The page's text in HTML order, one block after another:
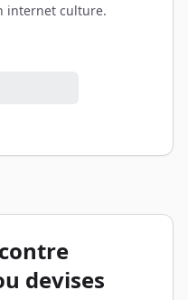
internet culture.
devises